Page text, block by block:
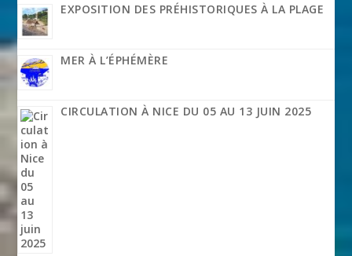
EXPOSITION DES PRÉHISTORIQUES À LA PLAGE
MER À L’ÉPHÉMÈRE
CIRCULATION À NICE DU 05 AU 13 JUIN 2025